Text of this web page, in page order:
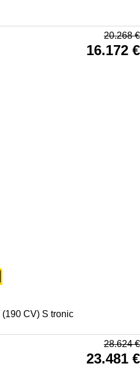
20.268€
16.172 €
CV) S tronic
28.624€
23.481 €